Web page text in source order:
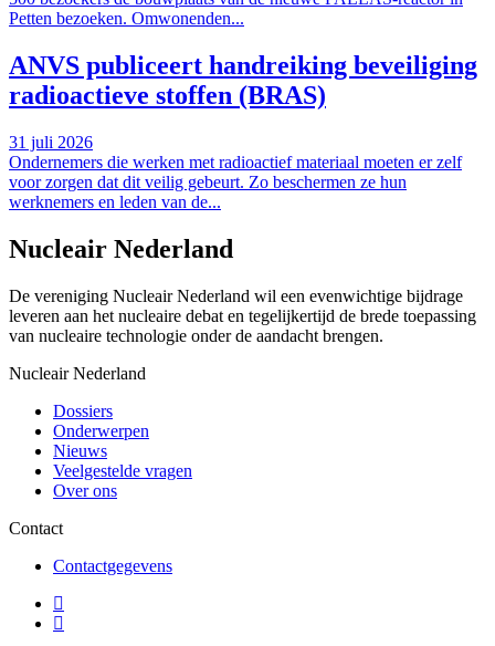
Petten bezoeken. Omwonenden...
ANVS publiceert handreiking beveiliging
radioactieve stoffen (BRAS)
31 juli 2026
Ondernemers die werken met radioactief materiaal moeten er zelf
voor zorgen dat dit veilig gebeurt. Zo beschermen ze hun
werknemers en leden van de...
Nucleair Nederland
De vereniging Nucleair Nederland wil een evenwichtige bijdrage
leveren aan het nucleaire debat en tegelijkertijd de brede toepassing
van nucleaire technologie onder de aandacht brengen.
Nucleair Nederland
Dossiers
Onderwerpen
Nieuws
Veelgestelde vragen
Over ons
Contact
Contactgegevens